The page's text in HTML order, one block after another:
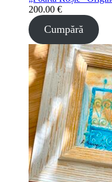
200.00 €
Cumpără